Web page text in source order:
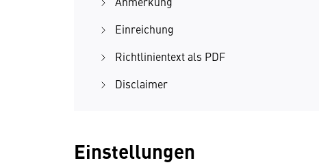
Einreichung
Richtlinientext als PDF
Disclaimer
Einstellungen